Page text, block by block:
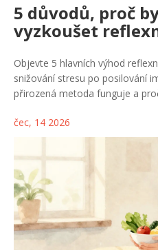
5 důvodů, proč
vyzkoušet
na zdraví a
Objevte 5 hlavních výhod
snižování stresu po posilování
přirozená metoda funguje a
čec, 14 2026